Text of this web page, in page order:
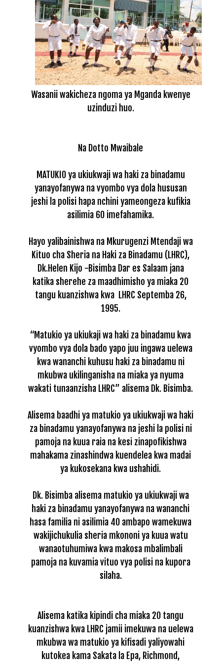
Wasanii wakicheza ngoma ya Mganda kwenye
uzinduzi huo.
Na Dotto Mwaibale
MATUKIO ya ukiukwaji wa haki za binadamu
yanayofanywa na vyombo vya dola hususan
jeshi la polisi hapa nchini yameongeza kufikia
asilimia 60 imefahamika.
Hayo yalibainishwa na Mkurugenzi Mtendaji wa
Kituo cha Sheria na Haki za Binadamu (LHRC),
Dk.Helen Kijo -Bisimba Dar es Salaam jana
katika sherehe za maadhimisho ya miaka 20
tangu kuanzishwa kwa LHRC Septemba 26,
1995.
“Matukio ya ukiukaji wa haki za binadamu kwa
vyombo vya dola bado yapo juu ingawa uelewa
kwa wananchi kuhusu haki za binadamu ni
mkubwa ukilinganisha na miaka ya nyuma
wakati tunaanzisha LHRC” alisema Dk. Bisimba.
Alisema baadhi ya matukio ya ukiukwaji wa haki
za binadamu yanayofanywa na jeshi la polisi ni
pamoja na kuua raia na kesi zinapofikishwa
mahakama zinashindwa kuendelea kwa madai
ya kukosekana kwa ushahidi.
Dk. Bisimba alisema matukio ya ukiukwaji wa
haki za binadamu yanayofanywa na wananchi
hasa familia ni asilimia 40 ambapo wamekuwa
wakijichukulia sheria mkononi ya kuua watu
wanaotuhumiwa kwa makosa mbalimbali
pamoja na kuvamia vituo vya polisi na kupora
silaha.
Alisema katika kipindi cha miaka 20 tangu
kuanzishwa kwa LHRC jamii imekuwa na uelewa
mkubwa wa matukio ya kifisadi yaliyowahi
kutokea kama Sakata la Epa, Richmond,